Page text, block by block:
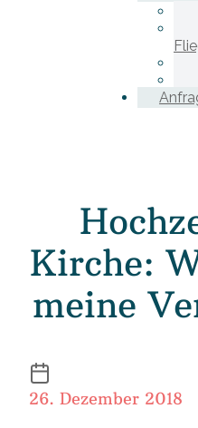
Kirche:
meine
26. Dezember 2018